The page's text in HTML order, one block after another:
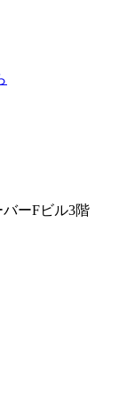
ーFビル3階